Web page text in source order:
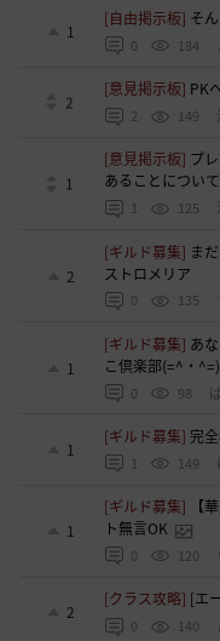
1
[自由掲示板] そ
0 184
2
[意見掲示板] PK
2 149
1
[意見掲示板] プ
あることについて
1 125
2
[ギルド募集] ま
ストロメリア
0 135
1
[ギルド募集] あ
こ倶楽部(=^・^=)
0 98
1
[ギルド募集] 完
1 149
1
[ギルド募集]
【
ト無言OK
0 120
2
[クラス攻略] [エ
0 140